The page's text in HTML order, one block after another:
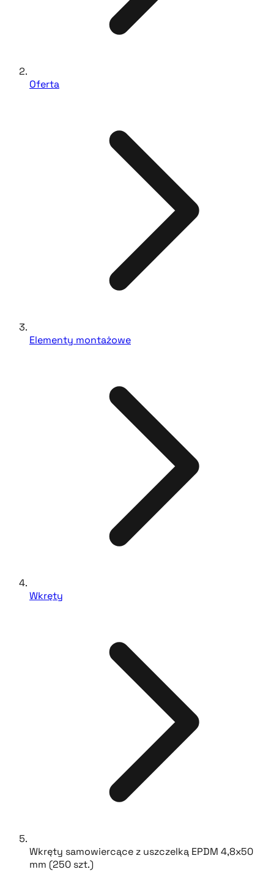
Oferta
Elementy montażowe
Wkręty
Wkręty samowiercące z uszczelką EPDM 4,8x50
mm (250 szt.)